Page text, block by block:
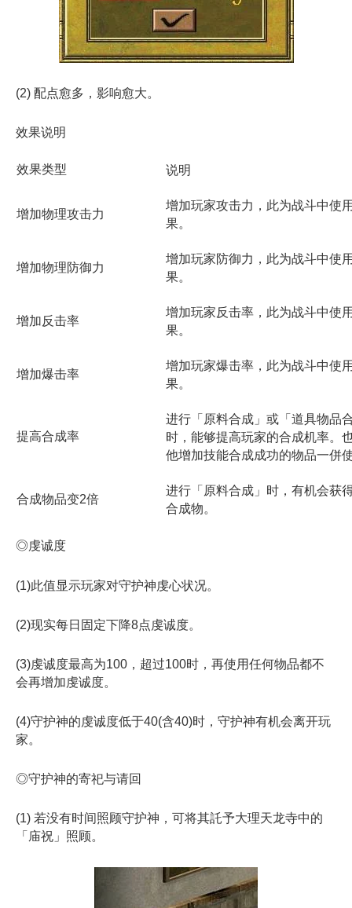
(2) 配点愈多，影响愈大。
效果说明
效果类型 说明
增加物理攻击力
增加玩家攻击力，此为战斗中使
果。
增加物理防御力
增加玩家防御力，此为战斗中使
果。
增加反击率
增加玩家反击率，此为战斗中使
果。
增加爆击率
增加玩家爆击率，此为战斗中使
果。
提高合成率
进行「原料合成」或「道具物品
时，能够提高玩家的合成机率。
他增加技能合成成功的物品一併
合成物品变2倍
进行「原料合成」时，有机会获
合成物。
◎虔诚度
(1)此值显示玩家对守护神虔心状况。
(2)现实每日固定下降8点虔诚度。
(3)虔诚度最高为100，超过100时，再使用任何物品都不
会再增加虔诚度。
(4)守护神的虔诚度低于40(含40)时，守护神有机会离开玩
家。
◎守护神的寄祀与请回
(1) 若没有时间照顾守护神，可将其託予大理天龙寺中的
「庙祝」照顾。